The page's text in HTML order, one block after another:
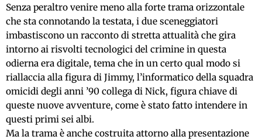
Senza peraltro venire meno alla forte trama orizzontale
che sta connotando la testata, i due sceneggiatori
imbastiscono un racconto di stretta attualità che gira
intorno ai risvolti tecnologici del crimine in questa
odierna era digitale, tema che in un certo qual modo si
riallaccia alla figura di Jimmy, l’informatico della squadra
omicidi degli anni ’90 collega di Nick, figura chiave di
queste nuove avventure, come è stato fatto intendere in
questi primi sei albi.
Ma la trama è anche costruita attorno alla presentazione